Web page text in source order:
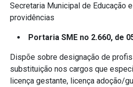
Secretaria Municipal de Educação
providências
Portaria SME no 2.660, de
Dispõe sobre designação de
substituição nos cargos que
licença gestante, licença adoção/